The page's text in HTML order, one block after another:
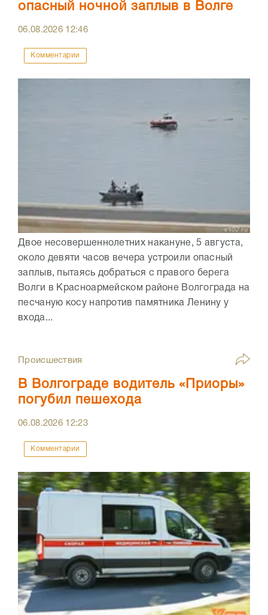
опасный ночной заплыв в Волге
06.08.2026 12:46
Комментарии
Двое несовершеннолетних накануне, 5 августа,
около девяти часов вечера устроили опасный
заплыв, пытаясь добраться с правого берега
Волги в Красноармейском районе Волгограда на
песчаную косу напротив памятника Ленину у
входа...
Происшествия
В Волгограде водитель «Приоры»
погубил пешехода
06.08.2026 12:23
Комментарии